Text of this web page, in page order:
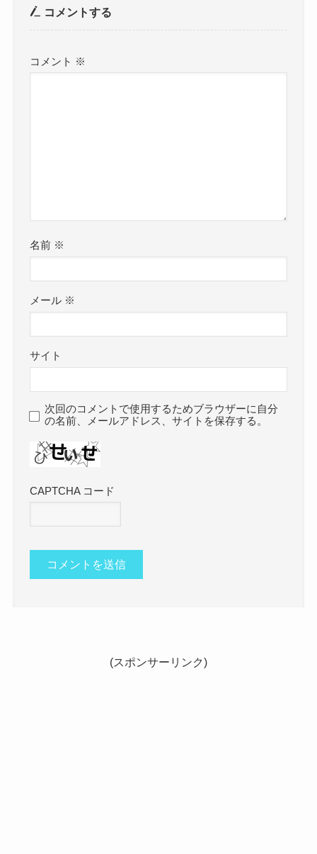
コメントする
コメント ※
名前 ※
メール ※
サイト
次回のコメントで使用するためブラウザーに自分
の名前、メールアドレス、サイトを保存する。
CAPTCHA コード
(スポンサーリンク)